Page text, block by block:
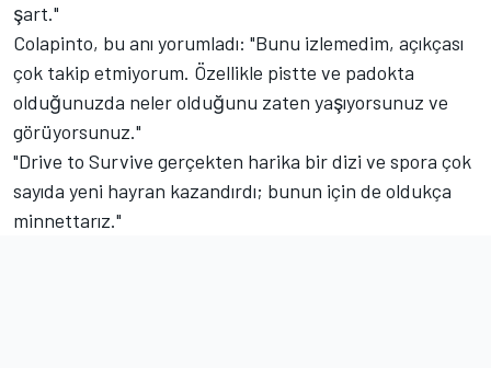
şart."
Colapinto, bu anı yorumladı: "Bunu izlemedim, açıkçası
çok takip etmiyorum. Özellikle pistte ve padokta
olduğunuzda neler olduğunu zaten yaşıyorsunuz ve
görüyorsunuz."
"Drive to Survive gerçekten harika bir dizi ve spora çok
sayıda yeni hayran kazandırdı; bunun için de oldukça
minnettarız."